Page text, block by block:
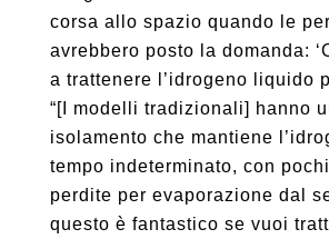
corsa allo spazio quando le
avrebbero posto la domanda:
a trattenere l’idrogeno liquido
“[I modelli tradizionali] hanno
isolamento che mantiene
tempo indeterminato, con
perdite per evaporazione dal
questo è fantastico se vuoi